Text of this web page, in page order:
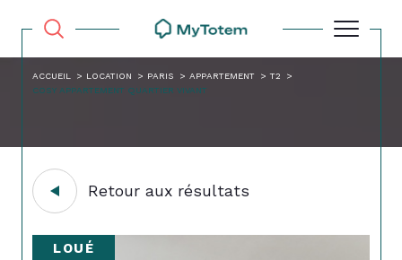
ACCUEIL LOCATION PARIS APPARTEMENT
T2
COSY APPARTEMENT QUARTIER VIVANT
Retour aux résultats
LOUÉ